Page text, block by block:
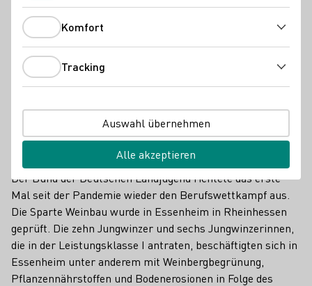
Juliane Schäfer (Mitte). Sebastian Maak (links) und Viktor Rapp
Berufswettkampf mit den 23 besten Jungwinzer/innen
Der Bund der Deutschen Landjugend richtete das erste
Mal seit der Pandemie wieder den Berufswettkampf aus.
Die Sparte Weinbau wurde in Essenheim in Rheinhessen
geprüft. Die zehn Jungwinzer und sechs Jungwinzerinnen,
die in der Leistungsklasse I antraten, beschäftigten sich in
Essenheim unter anderem mit Weinbergbegrünung,
Pflanzennährstoffen und Bodenerosionen in Folge des
Komfort
Tracking
Auswahl übernehmen
Alle akzeptieren